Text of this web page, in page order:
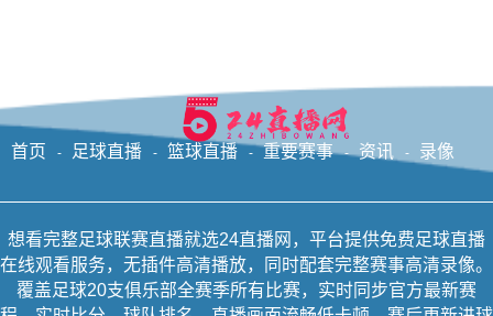
首页 足球直播 篮球直播 重要赛事 资讯 录像
想看完整足球联赛直播就选24直播网，平台提供免费足球直播
在线观看服务，无插件高清播放，同时配套完整赛事高清录像。
覆盖足球20支俱乐部全赛季所有比赛，实时同步官方最新赛